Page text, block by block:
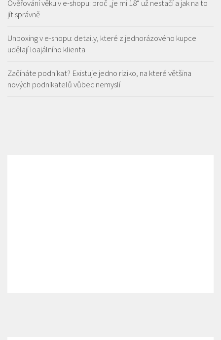
Ověřování věku v e-shopu: proč „je mi 18“ už nestačí a jak na to
jít správně
Unboxing v e-shopu: detaily, které z jednorázového kupce
udělají loajálního klienta
Začínáte podnikat? Existuje jedno riziko, na které většina
nových podnikatelů vůbec nemyslí